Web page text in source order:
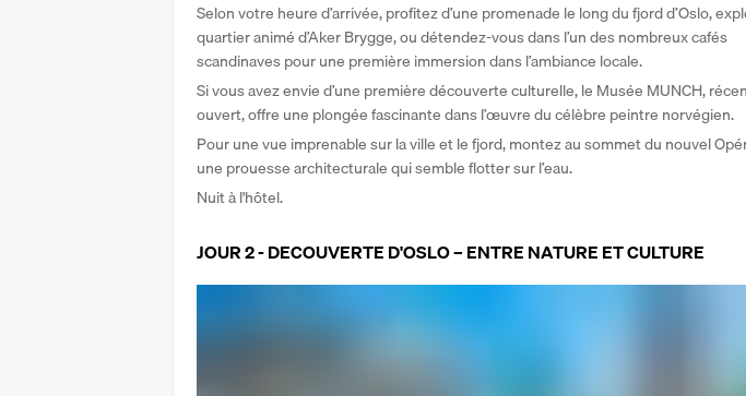
Selon votre heure d’arrivée, profitez d’une promenade le long du fjord d’Oslo,
quartier animé d’Aker Brygge, ou détendez-vous dans l’un des nombreux cafés
scandinaves pour une première immersion dans l’ambiance locale.
Si vous avez envie d’une première découverte culturelle, le Musée MUNCH,
ouvert, offre une plongée fascinante dans l’œuvre du célèbre peintre norvégien.
Pour une vue imprenable sur la ville et le fjord, montez au sommet du nouvel
une prouesse architecturale qui semble flotter sur l’eau.
Nuit à l'hôtel.
JOUR 2 - DECOUVERTE D'OSLO – ENTRE NATURE ET CULTURE